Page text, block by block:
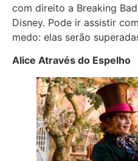
com direito a Breaking
Disney. Pode ir assistir
medo: elas serão
Alice Através do Espelho